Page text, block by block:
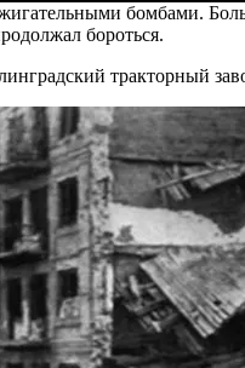
бомбами.
бороться.
тракторный